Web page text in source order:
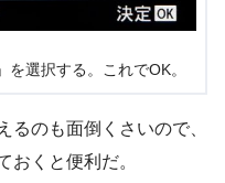
を選択する。これでOK。
るのも面倒くさいので、
おくと便利だ。